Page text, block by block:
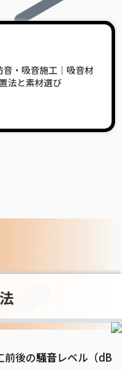
音・吸音施工｜吸音材
法と素材選び
前後の騒音レベル（dB